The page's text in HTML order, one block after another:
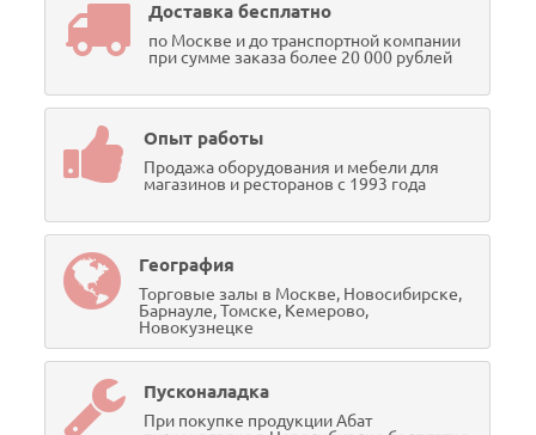
Доставка бесплатно
по Москве и до транспортной компании
при сумме заказа более 20 000 рублей
Опыт работы
Продажа оборудования и мебели для
магазинов и ресторанов с 1993 года
География
Торговые залы в Москве, Новосибирске,
Барнауле, Томске, Кемерово,
Новокузнецке
Пусконаладка
При покупке продукции Абат